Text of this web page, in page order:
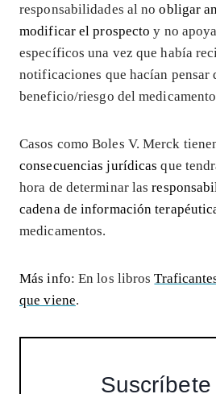
responsabilidades al noobligar
modificar el prospectoy no
específicos una vez que había
notificaciones que hacían pensar
beneficio/riesgo del
Casos como Boles V. Merck
consecuencias jurídicasque
hora de determinar las
cadena de información
medicamentos.
Más info: En los libros
que viene.
Suscríbete